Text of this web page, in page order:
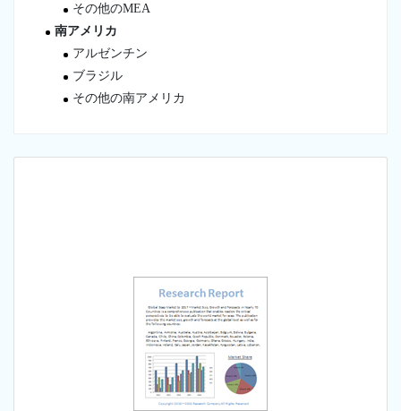
その他のMEA
南アメリカ
アルゼンチン
ブラジル
その他の南アメリカ